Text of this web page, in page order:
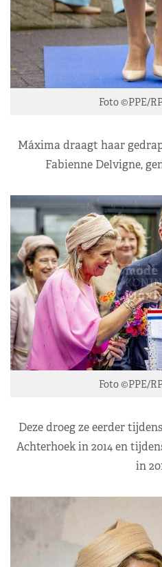
Foto ©PPE/
Máxima draagt haar
Fabienne Delvigne,
Foto ©PPE/
Deze droeg ze eerder
Achterhoek in 2014 en
in